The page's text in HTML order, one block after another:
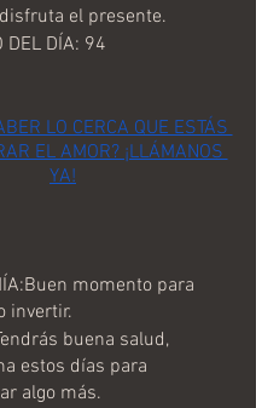
el presente.
DEL DÍA: 94
LO CERCA QUE ESTÁS
EL AMOR? ¡LLÁMANOS
YA!
momento para
invertir.
buena salud,
estos días para
algo más.